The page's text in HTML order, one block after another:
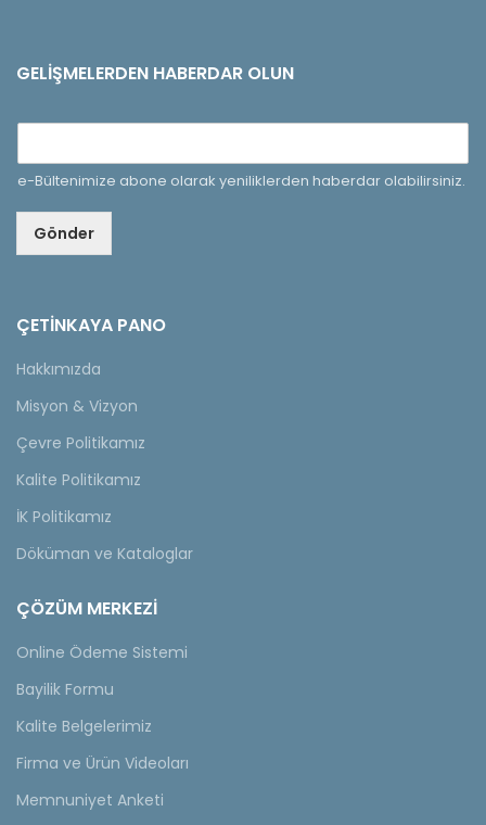
GELIŞMELERDEN HABERDAR OLUN
e-Bültenimize abone olarak yeniliklerden haberdar olabilirsiniz.
Gönder
ÇETINKAYA PANO
Hakkımızda
Misyon & Vizyon
Çevre Politikamız
Kalite Politikamız
İK Politikamız
Döküman ve Kataloglar
ÇÖZÜM MERKEZİ
Online Ödeme Sistemi
Bayilik Formu
Kalite Belgelerimiz
Firma ve Ürün Videoları
Memnuniyet Anketi